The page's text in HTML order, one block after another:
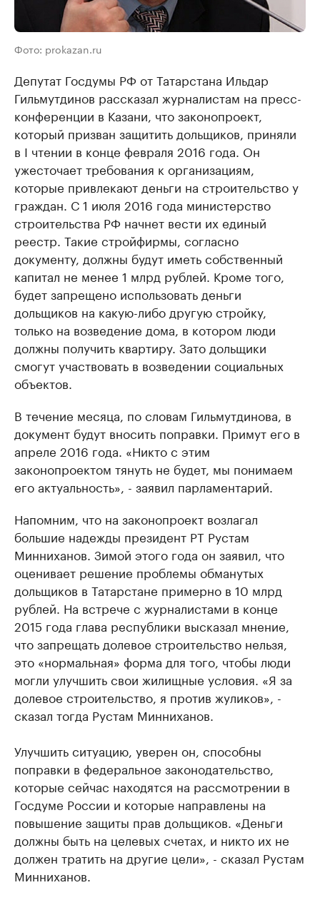
Фото: prokazan.ru
Депутат Госдумы РФ от Татарстана Ильдар
Гильмутдинов рассказал журналистам на пресс-
конференции в Казани, что законопроект,
который призван защитить дольщиков, приняли
в I чтении в конце февраля 2016 года. Он
ужесточает требования к организациям,
которые привлекают деньги на строительство у
граждан. С 1 июля 2016 года министерство
строительства РФ начнет вести их единый
реестр. Такие стройфирмы, согласно
документу, должны будут иметь собственный
капитал не менее 1 млрд рублей. Кроме того,
будет запрещено использовать деньги
дольщиков на какую-либо другую стройку,
только на возведение дома, в котором люди
должны получить квартиру. Зато дольщики
смогут участвовать в возведении социальных
объектов.
В течение месяца, по словам Гильмутдинова, в
документ будут вносить поправки. Примут его в
апреле 2016 года. «Никто с этим
законопроектом тянуть не будет, мы понимаем
его актуальность», - заявил парламентарий.
Напомним, что на законопроект возлагал
большие надежды президент РТ Рустам
Минниханов. Зимой этого года он заявил, что
оценивает решение проблемы обманутых
дольщиков в Татарстане примерно в 10 млрд
рублей. На встрече с журналистами в конце
2015 года глава республики высказал мнение,
что запрещать долевое строительство нельзя,
это «нормальная» форма для того, чтобы люди
могли улучшить свои жилищные условия. «Я за
долевое строительство, я против жуликов», -
сказал тогда Рустам Минниханов.
Улучшить ситуацию, уверен он, способны
поправки в федеральное законодательство,
которые сейчас находятся на рассмотрении в
Госдуме России и которые направлены на
повышение защиты прав дольщиков. «Деньги
должны быть на целевых счетах, и никто их не
должен тратить на другие цели», - сказал Рустам
Минниханов.